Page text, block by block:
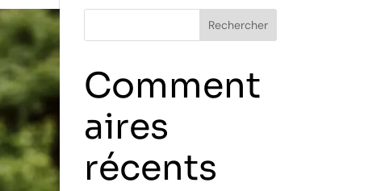
Comment
aires
récents